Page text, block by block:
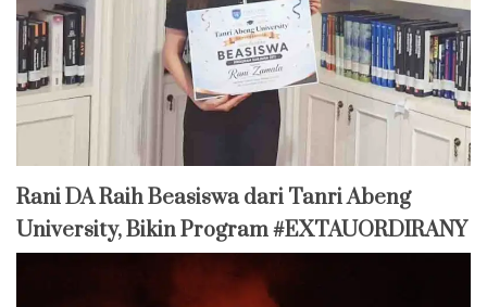
Rani DA Raih Beasiswa dari Tanri Abeng
University, Bikin Program #EXTAUORDIRANY